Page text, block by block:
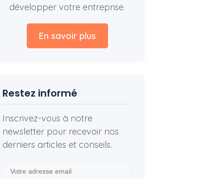
développer votre entreprise.
En savoir plus
Restez informé
Inscrivez-vous à notre
newsletter pour recevoir nos
derniers articles et conseils.